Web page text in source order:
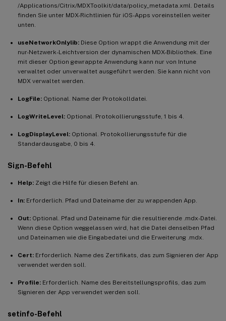
/Applications/Citrix/MDXToolkit/data/policy_metadata.xml. Details
finden Sie unter MDX-Richtlinien für iOS-Apps voreinstellen weiter
unten.
useNetworkOnlylib: Diese Option wrappt die Anwendung mit der
nur-Netzwerk-Leichtversion der dynamischen MDX-Bibliothek. Eine
mit dieser Option gewrappte Anwendung kann nur von Intune
verwaltet oder unverwaltet ausgeführt werden. Sie kann nicht von
MDX verwaltet werden.
LogFile: Optional. Name der Protokolldatei.
LogWriteLevel: Optional. Protokollierungsstufe, 1 bis 4.
LogDisplayLevel: Optional. Protokollierungsstufe für die
Standardausgabe, 0 bis 4.
Sign-Befehl
Help: Zeigt die Hilfe für diesen Befehl an.
In: Erforderlich. Pfad und Dateiname der zu wrappenden App.
Out: Optional. Pfad und Dateiname für die resultierende .mdx-Datei.
Wenn diese Option weggelassen wird, hat die Datei denselben Pfad
und Dateinamen wie die Eingabedatei und die Erweiterung .mdx.
Cert: Erforderlich. Name des Zertifikats, das zum Signieren der App
verwendet werden soll.
Profile: Erforderlich. Name des Bereitstellungsprofils, das zum
Signieren der App verwendet werden soll.
setinfo-Befehl